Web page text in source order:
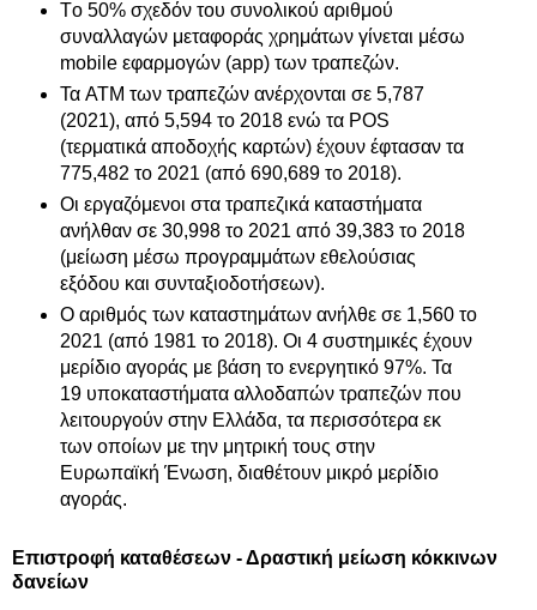
Τo 50% σχεδόν του συνολικού αριθμού
συναλλαγών μεταφοράς χρημάτων γίνεται μέσω
mobile εφαρμογών (app) των τραπεζών.
Τα ATM των τραπεζών ανέρχονται σε 5,787
(2021), από 5,594 το 2018 ενώ τα POS
(τερματικά αποδοχής καρτών) έχουν έφτασαν τα
775,482 το 2021 (από 690,689 το 2018).
Οι εργαζόμενοι στα τραπεζικά καταστήματα
ανήλθαν σε 30,998 το 2021 από 39,383 το 2018
(μείωση μέσω προγραμμάτων εθελούσιας
εξόδου και συνταξιοδοτήσεων).
Ο αριθμός των καταστημάτων ανήλθε σε 1,560 το
2021 (από 1981 το 2018). Οι 4 συστημικές έχουν
μερίδιο αγοράς με βάση το ενεργητικό 97%. Τα
19 υποκαταστήματα αλλοδαπών τραπεζών που
λειτουργούν στην Ελλάδα, τα περισσότερα εκ
των οποίων με την μητρική τους στην
Ευρωπαϊκή Ένωση, διαθέτουν μικρό μερίδιο
αγοράς.
Επιστροφή καταθέσεων - Δραστική μείωση κόκκινων
δανείων